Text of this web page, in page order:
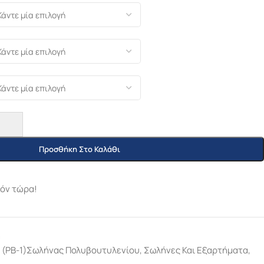
Προσθήκη Στο Καλάθι
τώρα!
(PB-1)Σωλήνας Πολυβουτυλενίου, Σωλήνες Και Εξαρτήματα,